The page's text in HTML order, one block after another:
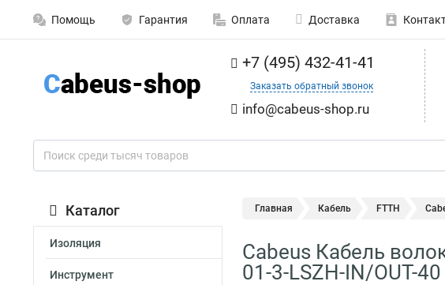
Помощь Гарантия Оплата Доставка
+7 (495) 432-41-41
Заказать обратный звонок
info@cabeus-shop.ru
Каталог
Изоляция
Инструмент
Главная Кабель FTTH
Cabeus Кабель
01-3-LSZH-IN/OUT-40